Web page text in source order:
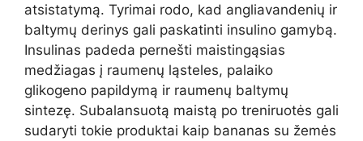
atsistatymą. Tyrimai rodo, kad angliavandenių ir
baltymų derinys gali paskatinti insulino gamybą.
Insulinas padeda pernešti maistingąsias
medžiagas į raumenų ląsteles, palaiko
glikogeno papildymą ir raumenų baltymų
sintezę. Subalansuotą maistą po treniruotės gali
sudaryti tokie produktai kaip bananas su žemės